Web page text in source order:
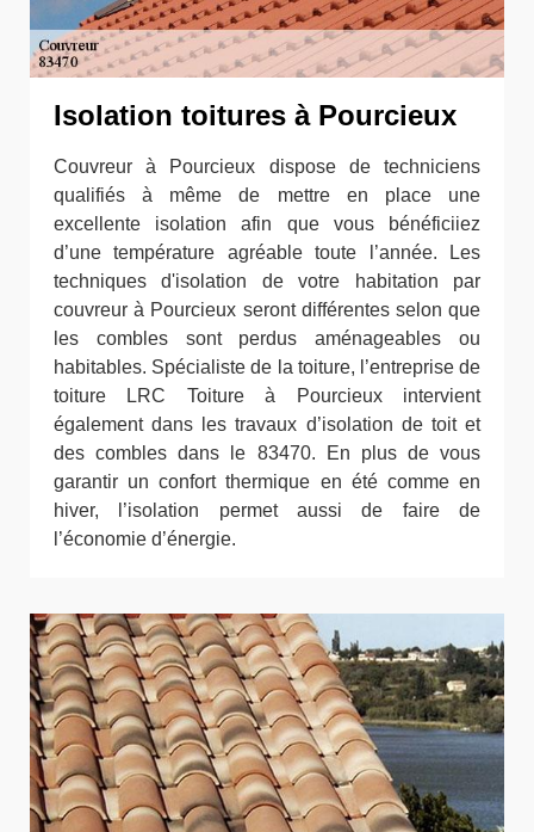
Isolation toitures à Pourcieux
Couvreur à Pourcieux dispose de techniciens
qualifiés à même de mettre en place une
excellente isolation afin que vous bénéficiiez
d’une température agréable toute l’année. Les
techniques d'isolation de votre habitation par
couvreur à Pourcieux seront différentes selon que
les combles sont perdus aménageables ou
habitables. Spécialiste de la toiture, l’entreprise de
toiture LRC Toiture à Pourcieux intervient
également dans les travaux d’isolation de toit et
des combles dans le 83470. En plus de vous
garantir un confort thermique en été comme en
hiver, l’isolation permet aussi de faire de
l’économie d’énergie.